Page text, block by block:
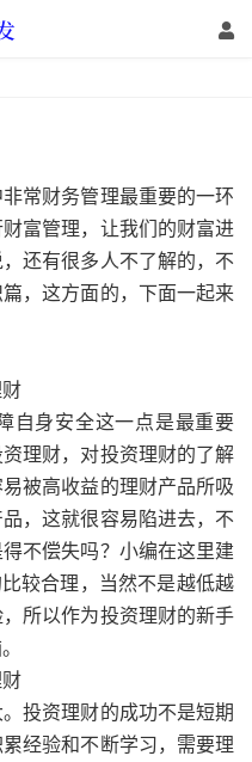
常财务管理最重要的一环
富管理，让我们的财富进
还有很多人不了解的，不
，这方面的，下面一起来
自身安全这一点是最重要
理财，对投资理财的了解
被高收益的理财产品所吸
，这就很容易陷进去，不
不偿失吗？小编在这里建
较合理，当然不是越低越
所以作为投资理财的新手
投资理财的成功不是短期
经验和不断学习，需要理